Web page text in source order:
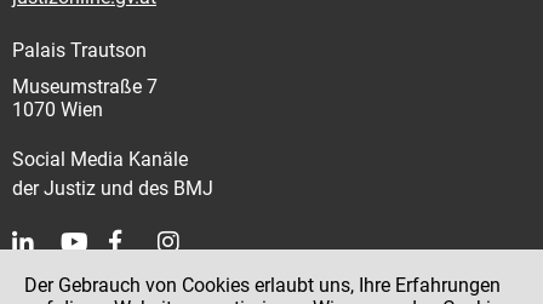
Palais Trautson
Museumstraße 7
1070 Wien
Social Media Kanäle
der Justiz und des BMJ
Kontakt
Der Gebrauch von Cookies erlaubt uns, Ihre Erfahrungen